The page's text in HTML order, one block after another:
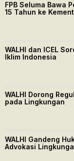
FPB Seluma Bawa
15 Tahun ke
WALHI dan ICEL
Iklim Indonesia
WALHI Dorong
pada Lingkungan
WALHI Gandeng
Advokasi